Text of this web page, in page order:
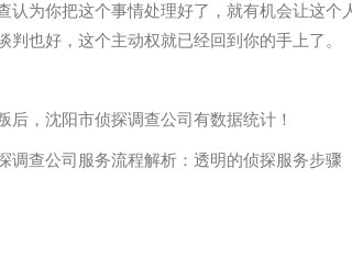
认为你把这个事情处理好了，就有机会让这
判也好，这个主动权就已经回到你的手上了。
后，沈阳市侦探调查公司有数据统计！
调查公司服务流程解析：透明的侦探服务步骤